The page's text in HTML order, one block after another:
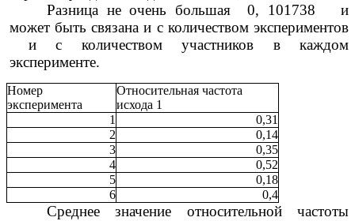
Разница не очень большая 0, 101738 и
может быть связана и с количеством экспериментов
и с количеством участников в каждом
эксперименте.
Номер
эксперимента
Относительная частота
исхода 1
1
0,31
2
0,14
3
0,35
4
0,52
5
0,18
6
0,4
Среднее значение относительной частоты